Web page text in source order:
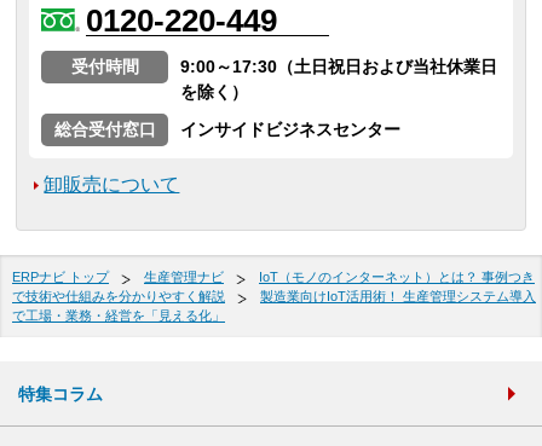
0120-220-449
受付時間
9:00～17:30（土日祝日および当社休業日
を除く）
総合受付窓口
インサイドビジネスセンター
卸販売について
ERPナビ トップ 生産管理ナビ
IoT（モノのインターネット）とは？ 事例つき
で技術や仕組みを分かりやすく解説
製造業向けIoT活用術！ 生産管理システム導入
で工場・業務・経営を「見える化」
特集コラム